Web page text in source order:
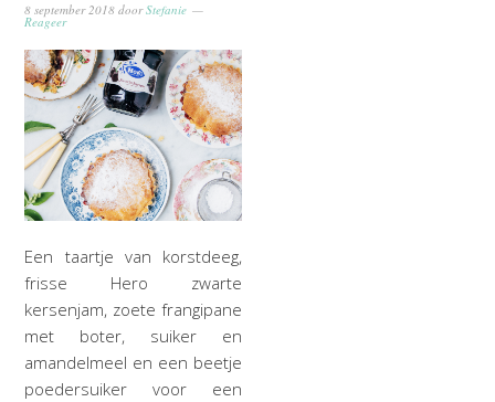
8 september 2018 doorStefanie
Reageer
Een taartje van korstdeeg,
frisse Hero zwarte
kersenjam, zoete frangipane
met boter, suiker en
amandelmeel en een beetje
poedersuiker voor een